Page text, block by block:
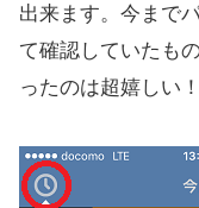
出来ます。今まで
て確認していたも
ったのは超嬉しい！